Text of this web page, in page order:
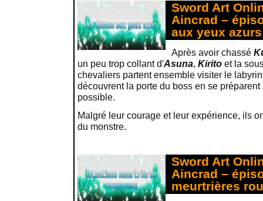
Sword Art
Aincrad –
aux yeux azurs
Après avoir chassé
un peu trop collant d'Asuna, Kirito et la
chevaliers partent ensemble visiter le
découvrent la porte du boss en se
possible.
Malgré leur courage et leur expérience, ils
du monstre.
Sword Art
Aincrad –
meurtrières